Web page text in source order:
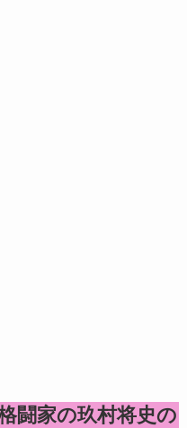
闘家の玖村将史の